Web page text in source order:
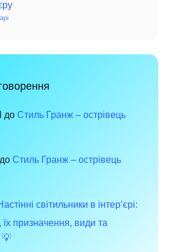
минулого
в
тек:
комфорт
вашого
інтер’єру
до Стиль Гранж – острівець
до Стиль Гранж – острівець
світильники в інтер’єрі:
призначення, види та
💡